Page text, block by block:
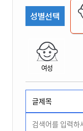
성별선택
여성